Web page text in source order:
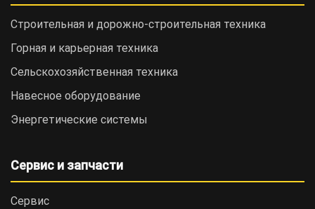
Строительная и дорожно-cтроительная техника
Горная и карьерная техника
Сельскохозяйственная техника
Навесное оборудование
Энергетические системы
Сервис и запчасти
Сервис